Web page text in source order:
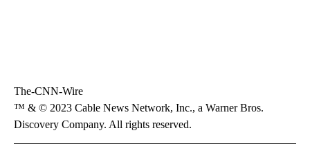
The-CNN-Wire
™ & © 2023 Cable News Network, Inc., a Warner Bros.
Discovery Company. All rights reserved.